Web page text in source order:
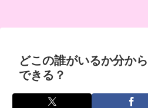
どこの誰がいるか分か
できる？